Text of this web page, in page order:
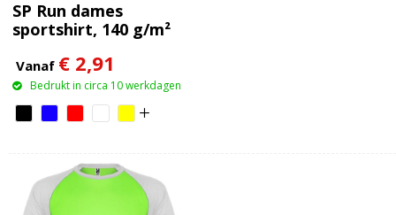
SP Run dames
sportshirt, 140 g/m²
Vanaf € 2,91
Bedrukt in circa 10 werkdagen